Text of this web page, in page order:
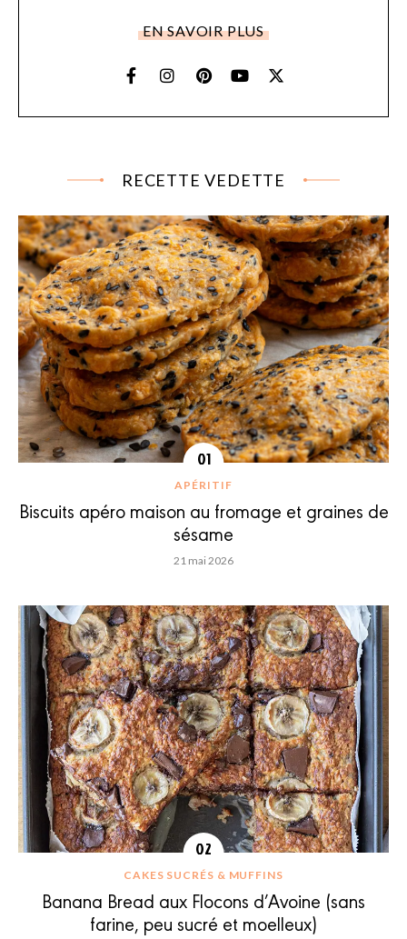
EN SAVOIR PLUS
RECETTE VEDETTE
APÉRITIF
Biscuits apéro maison au fromage et graines de
sésame
21 mai 2026
CAKES SUCRÉS & MUFFINS
Banana Bread aux Flocons d’Avoine (sans
farine, peu sucré et moelleux)